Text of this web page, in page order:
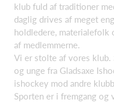
klub fuld af traditioner
daglig drives af meget
holdledere, materialefolk
af medlemmerne.
Vi er stolte af vores klub.
og unge fra Gladsaxe
ishockey mod andre
Sporten er i fremgang og